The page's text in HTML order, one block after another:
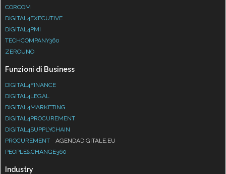
CORCOM
DIGITAL4EXECUTIVE
DIGITAL4PMI
TECHCOMPANY360
ZEROUNO
Funzioni di Business
DIGITAL4FINANCE
DIGITAL4LEGAL
DIGITAL4MARKETING
DIGITAL4PROCUREMENT
DIGITAL4SUPPLYCHAIN
PROCUREMENT
AGENDADIGITALE.EU
PEOPLE&CHANGE360
Industry